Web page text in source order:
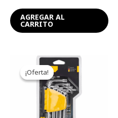
de
5
AGREGAR AL
CARRITO
¡Oferta!
¡Oferta!
Original
price
was:
17.190ARS.